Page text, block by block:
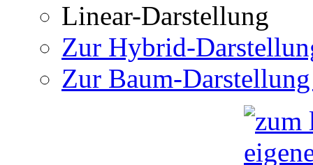
Linear-Darstellung
Zur Hybrid-
Zur Baum-